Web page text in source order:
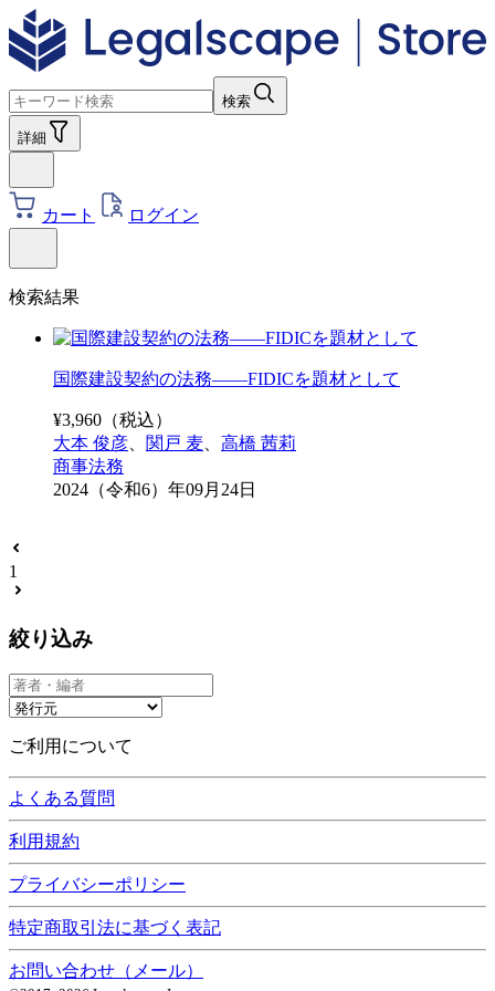
検索
詳細
カート ログイン
検索結果
国際建設契約の法務――FIDICを題材として
¥3,960 （税込）
大本 俊彦
関戸 麦
高橋 茜莉
商事法務
2024（令和6）年09月24日
1
絞り込み
ご利用について
よくある質問
利用規約
プライバシーポリシー
特定商取引法に基づく表記
お問い合わせ（メール）